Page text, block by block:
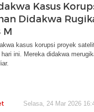
Kasus
Didakwa
M
kasus korupsi proyek
hari ini. Mereka didakwa
Selasa, 24 Mar 2026